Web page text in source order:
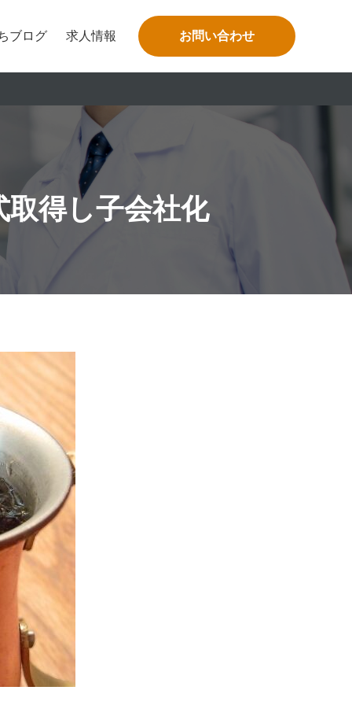
ブログ 求人情報 お問い合わせ
得し子会社化